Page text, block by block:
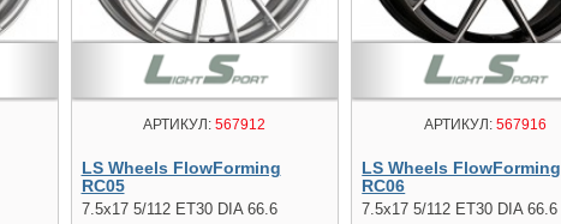
АРТИКУЛ: 567912
LS Wheels FlowForming
RC05
7.5x17 5/112 ET30 DIA 66.6
АРТИКУЛ: 567916
LS Wheels FlowForming
RC06
7.5x17 5/112 ET30 DIA 66.6